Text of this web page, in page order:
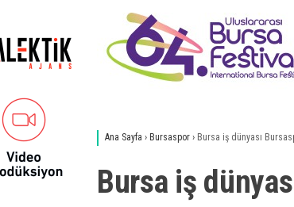
Ana Sayfa › Bursaspor › Bursa iş dünyası
Bursa iş